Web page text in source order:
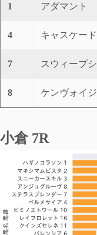
1 アダマント
4 キャスケード
7 スウィープ
8 ケンヴォイ
小倉 7R